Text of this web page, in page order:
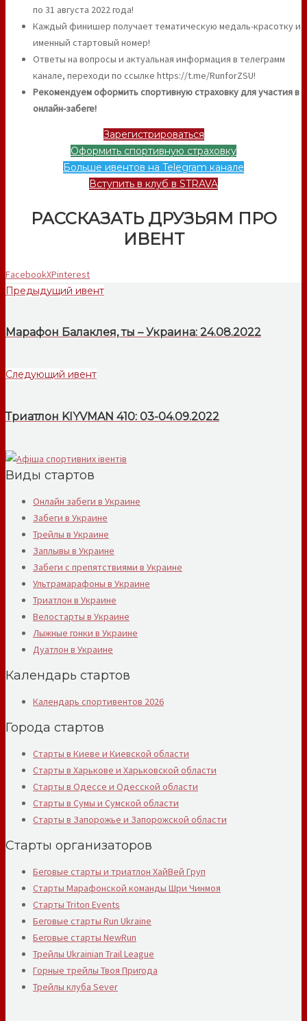
по 31 августа 2022 года!
Каждый финишер получает тематическую медаль-красотку и
именный стартовый номер!
Ответы на вопросы и актуальная информация в телеграмм
канале, переходи по ссылке https://t.me/RunforZSU!
Рекомендуем оформить спортивную страховку для участия в
онлайн-забеге!
Зарегистрироваться
Оформить спортивную страховку
Больше ивентов на Telegram канале
Вступить в клуб в STRAVA
РАССКАЗАТЬ ДРУЗЬЯМ ПРО
ИВЕНТ
FacebookXPinterest
Предыдущий ивент
Марафон Балаклея, ты – Украина: 24.08.2022
Следующий ивент
Триатлон KIYVMAN 410: 03-04.09.2022
Виды стартов
Онлайн забеги в Украине
Забеги в Украине
Трейлы в Украине
Заплывы в Украине
Забеги с препятствиями в Украине
Ультрамарафоны в Украине
Триатлон в Украине
Велостарты в Украине
Лыжные гонки в Украине
Дуатлон в Украине
Календарь стартов
Календарь спортивентов 2026
Города стартов
Старты в Киеве и Киевской области
Старты в Харькове и Харьковской области
Старты в Одессе и Одесской области
Старты в Сумы и Сумской области
Старты в Запорожье и Запорожской области
Старты организаторов
Беговые старты и триатлон ХайВей Груп
Старты Марафонской команды Шри Чинмоя
Старты Triton Events
Беговые старты Run Ukraine
Беговые старты NewRun
Трейлы Ukrainian Trail League
Горные трейлы Твоя Пригода
Трейлы клуба Sever